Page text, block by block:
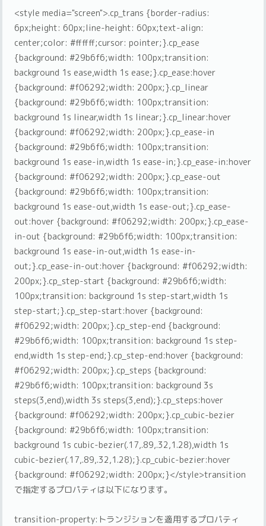
<style media="screen">.cp_trans {border-radius:
6px;height: 60px;line-height: 60px;text-align:
center;color: #ffffff;cursor: pointer;}.cp_ease
{background: #29b6f6;width: 100px;transition:
background 1s ease,width 1s ease;}.cp_ease:hover
{background: #f06292;width: 200px;}.cp_linear
{background: #29b6f6;width: 100px;transition:
background 1s linear,width 1s linear;}.cp_linear:hover
{background: #f06292;width: 200px;}.cp_ease-in
{background: #29b6f6;width: 100px;transition:
background 1s ease-in,width 1s ease-in;}.cp_ease-in:hover
{background: #f06292;width: 200px;}.cp_ease-out
{background: #29b6f6;width: 100px;transition:
background 1s ease-out,width 1s ease-out;}.cp_ease-
out:hover {background: #f06292;width: 200px;}.cp_ease-
in-out {background: #29b6f6;width: 100px;transition:
background 1s ease-in-out,width 1s ease-in-
out;}.cp_ease-in-out:hover {background: #f06292;width:
200px;}.cp_step-start {background: #29b6f6;width:
100px;transition: background 1s step-start,width 1s
step-start;}.cp_step-start:hover {background:
#f06292;width: 200px;}.cp_step-end {background:
#29b6f6;width: 100px;transition: background 1s step-
end,width 1s step-end;}.cp_step-end:hover {background:
#f06292;width: 200px;}.cp_steps {background:
#29b6f6;width: 100px;transition: background 3s
steps(3,end),width 3s steps(3,end);}.cp_steps:hover
{background: #f06292;width: 200px;}.cp_cubic-bezier
{background: #29b6f6;width: 100px;transition:
background 1s cubic-bezier(.17,.89,.32,1.28),width 1s
cubic-bezier(.17,.89,.32,1.28);}.cp_cubic-bezier:hover
{background: #f06292;width: 200px;}</style>transition
で指定するプロパティは以下になります。
transition-property:トランジションを適用するプロパティ